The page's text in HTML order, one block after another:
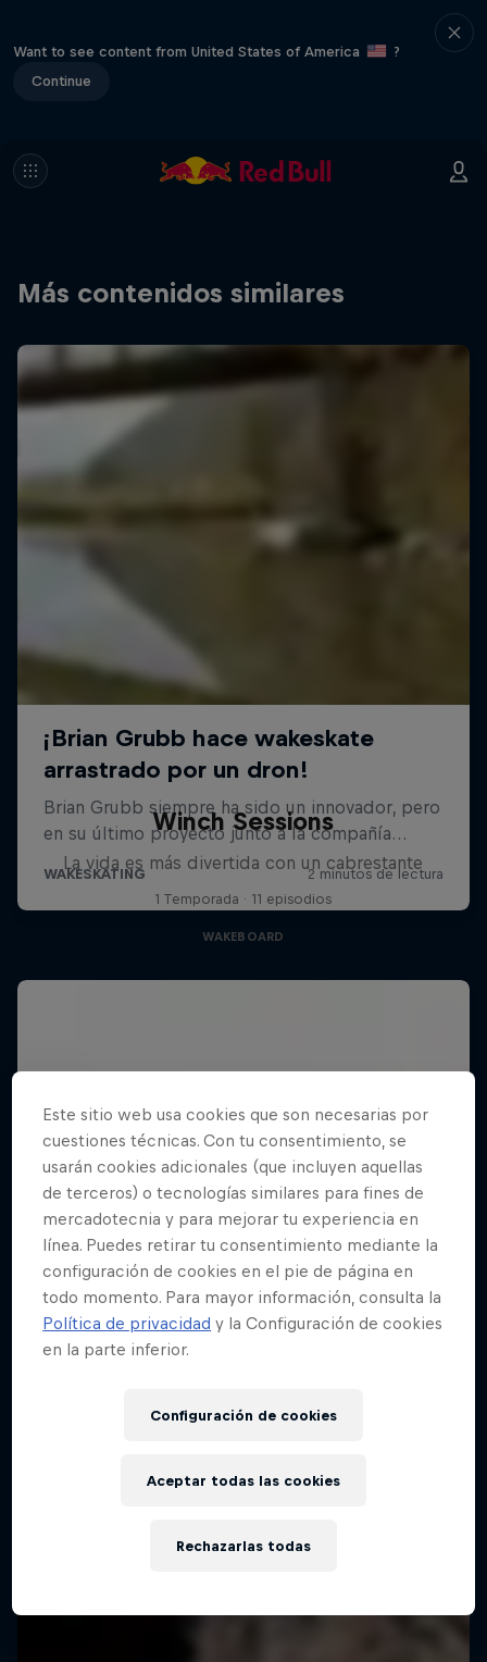
Want to see content from United States of America
?
Continue
Más contenidos similares
Winch Sessions
La vida es más divertida con un cabrestante
1 Temporada · 11 episodios
WAKEBOARD
Este sitio web usa cookies que son necesarias por
cuestiones técnicas. Con tu consentimiento, se
usarán cookies adicionales (que incluyen aquellas
de terceros) o tecnologías similares para fines de
mercadotecnia y para mejorar tu experiencia en
línea. Puedes retirar tu consentimiento mediante la
configuración de cookies en el pie de página en
todo momento. Para mayor información, consulta la
Política de privacidad y la Configuración de cookies
en la parte inferior.
Configuración de cookies
Rechazarlas todas
Aceptar todas las cookies